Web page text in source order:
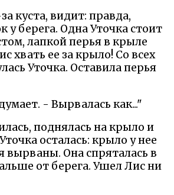
куста, видит: правда,
у берега. Одна Уточка стоит
лапкой перья в крыле
хвать ее за крыло! Со всех
Уточка. Оставила перья
- Вырвалась как..."
поднялась на крыло и
осталась: крыло у нее
вырваны. Она спряталась в
от берега. Ушел Лис ни